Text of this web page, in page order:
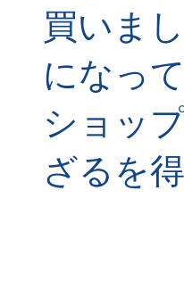
買いま
になっ
ショッ
ざるを